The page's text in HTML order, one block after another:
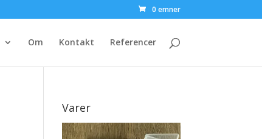
0 emner
Om Kontakt Referencer
Varer